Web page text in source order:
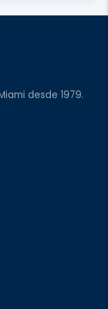
desde 1979.